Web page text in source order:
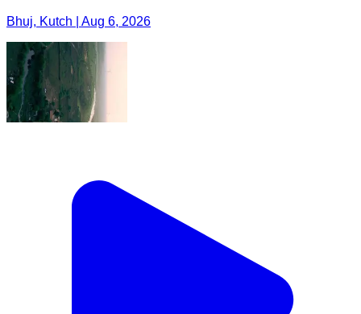
Bhuj, Kutch | Aug 6, 2026